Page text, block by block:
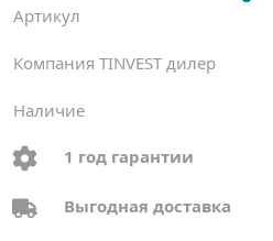
Артикул
Компания TINVEST дилер
Наличие
1 год гарантии
Выгодная доставка